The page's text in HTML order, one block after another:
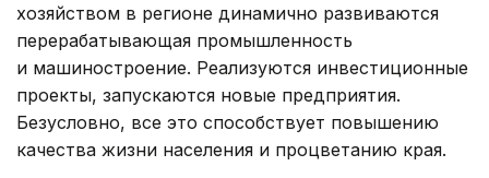
хозяйством в регионе динамично развиваются
перерабатывающая промышленность
и машиностроение. Реализуются инвестиционные
проекты, запускаются новые предприятия.
Безусловно, все это способствует повышению
качества жизни населения и процветанию края.